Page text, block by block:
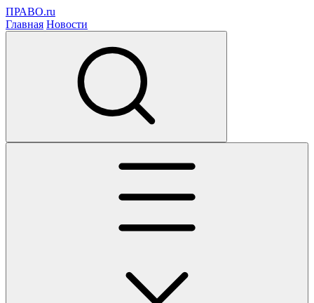
ПРАВО.ru
Главная Новости